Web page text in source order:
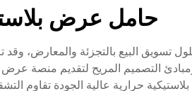
حامل عرض
تسويق البيع بالتجزئة والمعارض، وقد
ومبادئ التصميم المريح لتقديم منصة
حرارية عالية الجودة تقاوم